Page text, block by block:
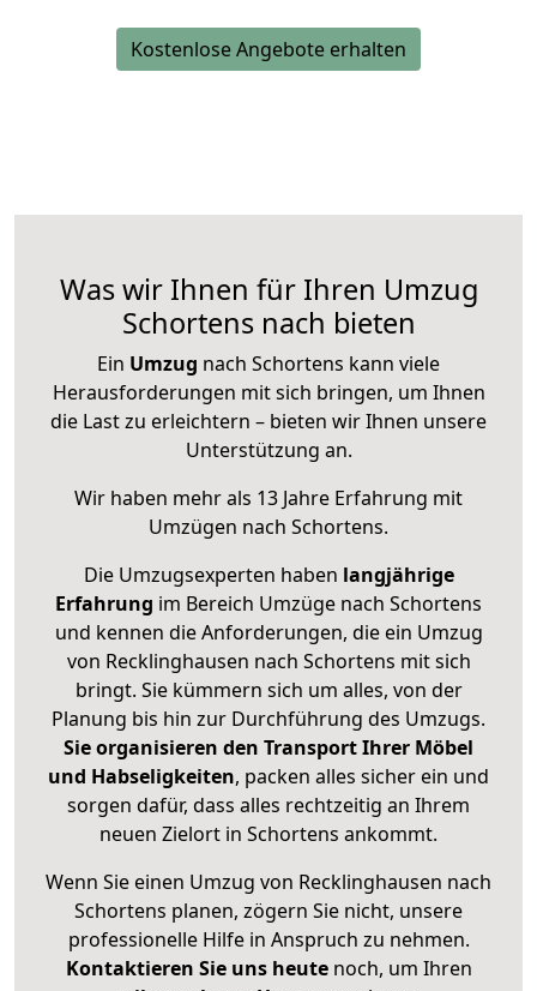
Kostenlose Angebote erhalten
Was wir Ihnen für Ihren Umzug
Schortens nach bieten
Ein Umzug nach Schortens kann viele
Herausforderungen mit sich bringen, um Ihnen
die Last zu erleichtern – bieten wir Ihnen unsere
Unterstützung an.
Wir haben mehr als 13 Jahre Erfahrung mit
Umzügen nach Schortens.
Die Umzugsexperten haben langjährige
Erfahrung im Bereich Umzüge nach Schortens
und kennen die Anforderungen, die ein Umzug
von Recklinghausen nach Schortens mit sich
bringt. Sie kümmern sich um alles, von der
Planung bis hin zur Durchführung des Umzugs.
Sie organisieren den Transport Ihrer Möbel
und Habseligkeiten, packen alles sicher ein und
sorgen dafür, dass alles rechtzeitig an Ihrem
neuen Zielort in Schortens ankommt.
Wenn Sie einen Umzug von Recklinghausen nach
Schortens planen, zögern Sie nicht, unsere
professionelle Hilfe in Anspruch zu nehmen.
Kontaktieren Sie uns heutenoch, um Ihren